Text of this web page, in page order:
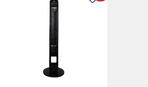
original
era:
actual